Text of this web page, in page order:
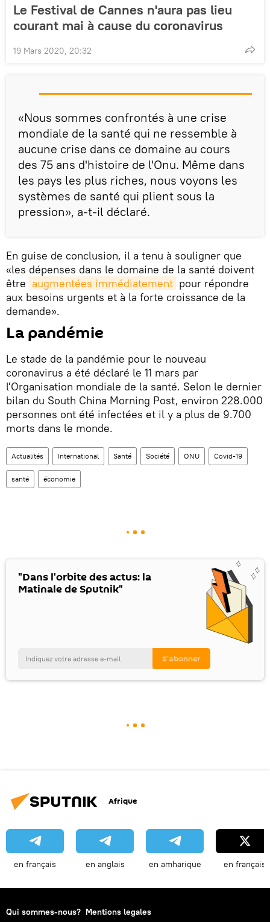
Le Festival de Cannes n'aura pas lieu
courant mai à cause du coronavirus
19 Mars 2020, 20:32
«Nous sommes confrontés à une crise
mondiale de la santé qui ne ressemble à
aucune crise dans ce domaine au cours
des 75 ans d'histoire de l'Onu. Même dans
les pays les plus riches, nous voyons les
systèmes de santé qui plient sous la
pression», a-t-il déclaré.
En guise de conclusion, il a tenu à souligner que
«les dépenses dans le domaine de la santé doivent
être augmentées immédiatement pour répondre
aux besoins urgents et à la forte croissance de la
demande».
La pandémie
Le stade de la pandémie pour le nouveau
coronavirus a été déclaré le 11 mars par
l'Organisation mondiale de la santé. Selon le dernier
bilan du South China Morning Post, environ 228.000
personnes ont été infectées et il y a plus de 9.700
morts dans le monde.
Actualités International Santé Société ONU Covid-19
santé économie
"Dans l'orbite des actus: la
Matinale de Sputnik"
Afrique
en français en anglais en amharique en français
Qui sommes-nous? Mentions legales